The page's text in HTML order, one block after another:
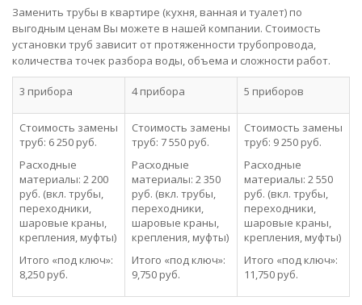
Заменить трубы в квартире (кухня, ванная и туалет) по
выгодным ценам Вы можете в нашей компании. Стоимость
установки труб зависит от протяженности трубопровода,
количества точек разбора воды, объема и сложности работ.
3 прибора 4 прибора 5 приборов
Стоимость замены
труб: 6 250 руб.
Расходные
материалы: 2 200
руб. (вкл. трубы,
переходники,
шаровые краны,
крепления, муфты)
Итого «под ключ»:
8,250 руб.
Стоимость замены
труб: 7 550 руб.
Расходные
материалы: 2 350
руб. (вкл. трубы,
переходники,
шаровые краны,
крепления, муфты)
Итого «под ключ»:
9,750 руб.
Стоимость замены
труб: 9 250 руб.
Расходные
материалы: 2 550
руб. (вкл. трубы,
переходники,
шаровые краны,
крепления, муфты)
Итого «под ключ»:
11,750 руб.